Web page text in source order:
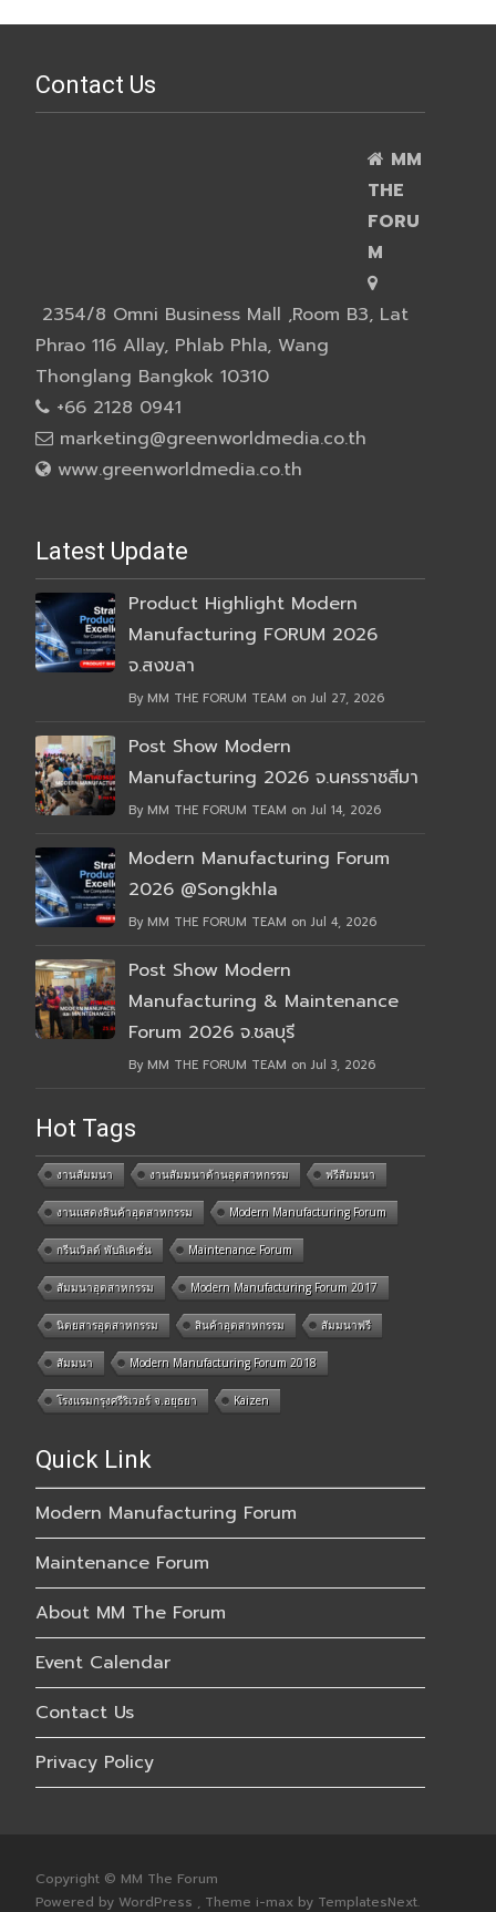
Contact Us
MM
THE
FORU
M
2354/8 Omni Business Mall ,Room B3, Lat
Phrao 116 Allay, Phlab Phla, Wang
Thonglang Bangkok 10310
+66 2128 0941
marketing@greenworldmedia.co.th
www.greenworldmedia.co.th
Latest Update
Product Highlight Modern
Manufacturing FORUM 2026
จ.สงขลา
By MM THE FORUM TEAM on Jul 27, 2026
Post Show Modern
Manufacturing 2026 จ.นครราชสีมา
By MM THE FORUM TEAM on Jul 14, 2026
Modern Manufacturing Forum
2026 @Songkhla
By MM THE FORUM TEAM on Jul 4, 2026
Post Show Modern
Manufacturing & Maintenance
Forum 2026 จ.ชลบุรี
By MM THE FORUM TEAM on Jul 3, 2026
Hot Tags
งานสัมมนา งานสัมมนาด้านอุตสาหกรรม ฟรีสัมมนา
งานแสดงสินค้าอุตสาหกรรม Modern Manufacturing Forum
กรีนเวิลด์ พับลิเคชั่น Maintenance Forum
สัมมนาอุตสาหกรรม Modern Manufacturing Forum 2017
นิตยสารอุตสาหกรรม สินค้าอุตสาหกรรม สัมมนาฟรี
สัมมนา Modern Manufacturing Forum 2018
โรงแรมกรุงศรีริเวอร์ จ.อยุธยา Kaizen
Quick Link
Modern Manufacturing Forum
Maintenance Forum
About MM The Forum
Event Calendar
Contact Us
Privacy Policy
Copyright © MM The Forum
Powered by WordPress , Theme i-max by TemplatesNext.